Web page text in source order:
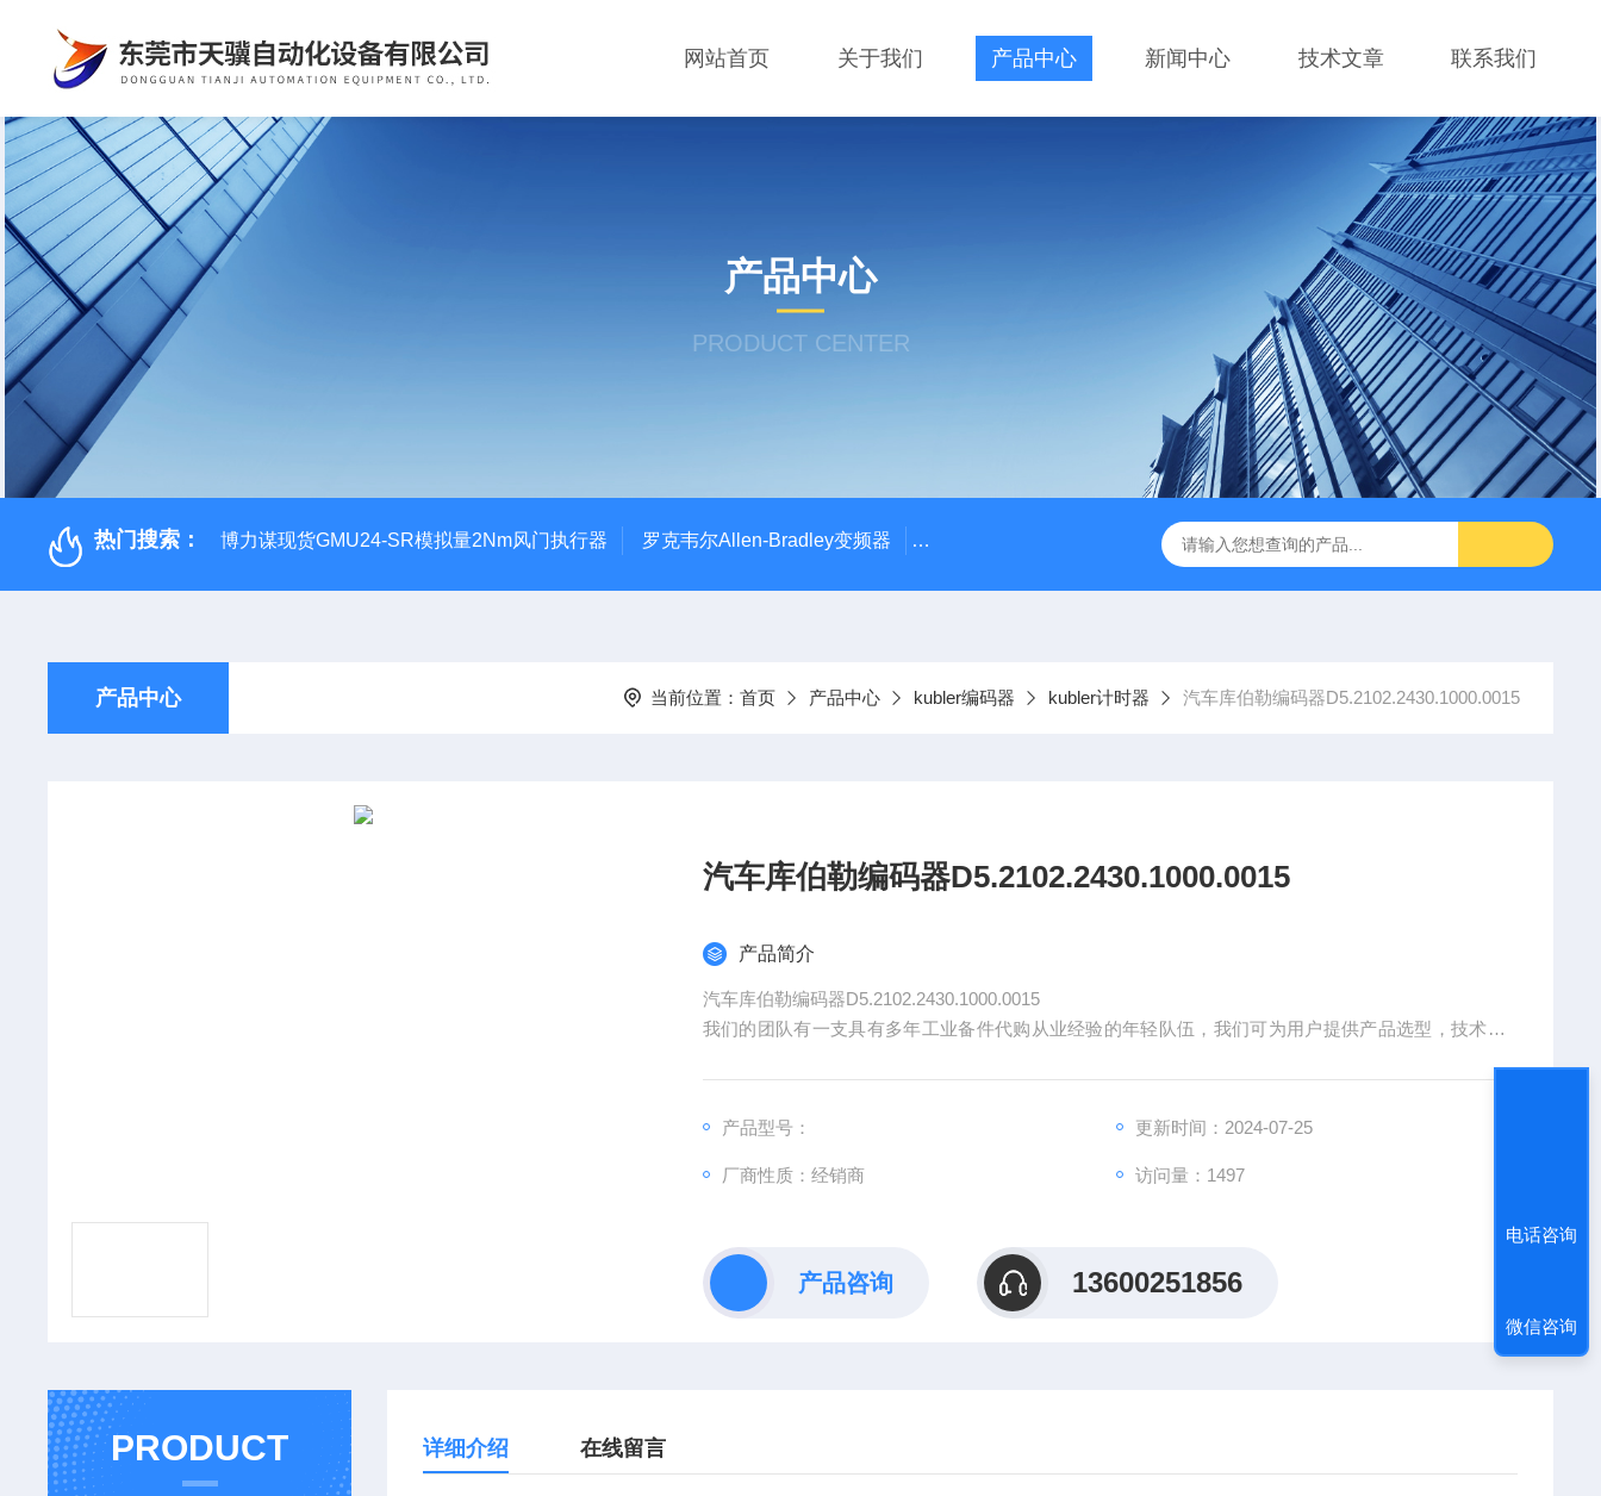
网站首页 关于我们 产品中心 新闻中心 技术文章 联系我们
产品中心
PRODUCT CENTER
热门搜索： 博力谋现货GMU24-SR模拟量2Nm风门执行器 罗克韦尔Allen-Bradley变频器 德国Leybold真空计 SMC比例阀ITV2050-312L
产品中心 当前位置： 首页 产品中心 kubler编码器 kubler计时器 汽车库伯勒编码器D5.2102.2430.1000.0015
汽车库伯勒编码器D5.2102.2430.1000.0015
产品简介
汽车库伯勒编码器D5.2102.2430.1000.0015
我们的团队有一支具有多年工业备件代购从业经验的年轻队伍，我们可为用户提供产品选型，技术改
产品型号：
更新时间：2024-07-25
厂商性质：经销商 访问量：1497
产品咨询 13600251856
PRODUCT 详细介绍 在线留言
电话咨询
微信咨询